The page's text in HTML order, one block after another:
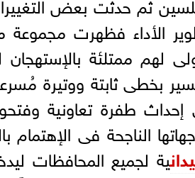
الأداء فظهرت
لهم ممتلئة بالإستهجان
بخطى ثابتة ووتيرة
طفرة تعاونية
الناجحة فى
ية لجميع المحافظات